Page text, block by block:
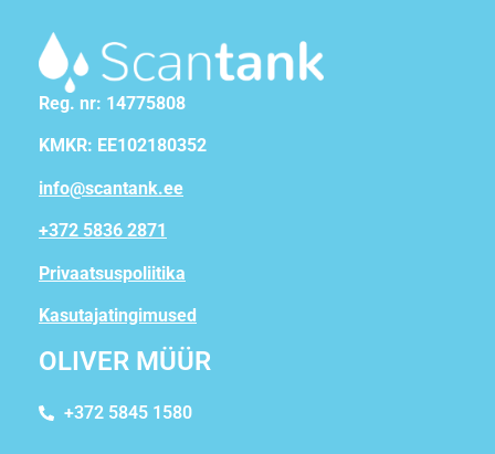
Reg. nr: 14775808
KMKR: EE102180352
info@scantank.ee
+372 5836 2871
Privaatsuspoliitika
Kasutajatingimused
OLIVER MÜÜR
+372 5845 1580